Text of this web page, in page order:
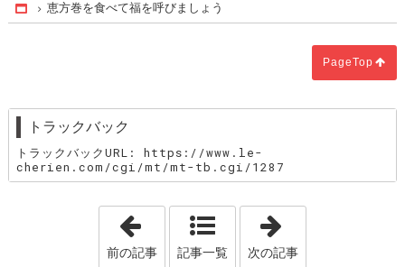
Home
恵方巻を食べて福を呼びましょう
PageTop
トラックバック
トラックバックURL: https://www.le-
cherien.com/cgi/mt/mt-tb.cgi/1287
「「スーパーブルーブラッドムーン」」
前の記事 記事一覧 次の記事